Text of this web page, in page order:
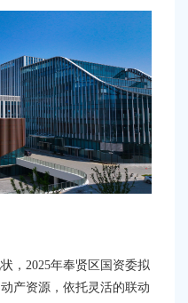
， 2025年奉贤区国资委拟
产资源， 依托灵活的联动